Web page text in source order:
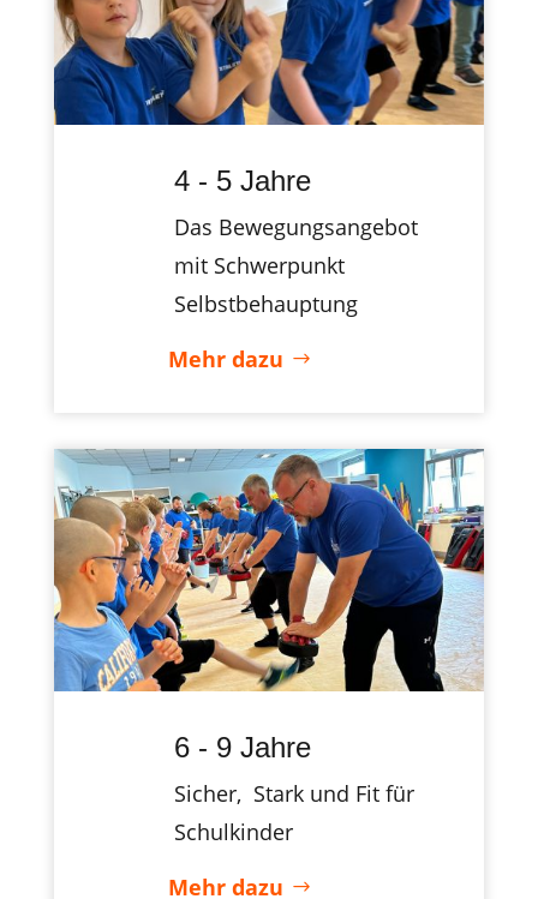
4 - 5 Jahre
Das Bewegungsangebot
mit Schwerpunkt
Selbstbehauptung
Mehr dazu
6 - 9 Jahre
Sicher, Stark und Fit für
Schulkinder
Mehr dazu